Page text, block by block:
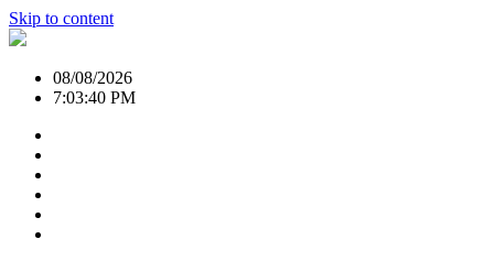
Skip to content
08/08/2026
7:03:41 PM